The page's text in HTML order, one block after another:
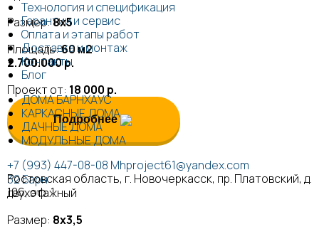
Технология и спецификация
Гарантии и сервис
Оплата и этапы работ
Доставка и монтаж
Контакты
Блог
ДОМА БАРНХАУС
КАРКАСНЫЕ ДОМА
ДАЧНЫЕ ДОМА
МОДУЛЬНЫЕ ДОМА
+7 (993) 447-08-08 Mhproject61@yandex.com
Ростовская область, г. Новочеркасск, пр. Платовский, д.
106, оф. 1
Размер:8х5
Площадь:60 м2
2.700.000 р.
Проект от: 18 000 р.
Подробнее
32 Барн
двухэтажный
Размер: 8х3,5